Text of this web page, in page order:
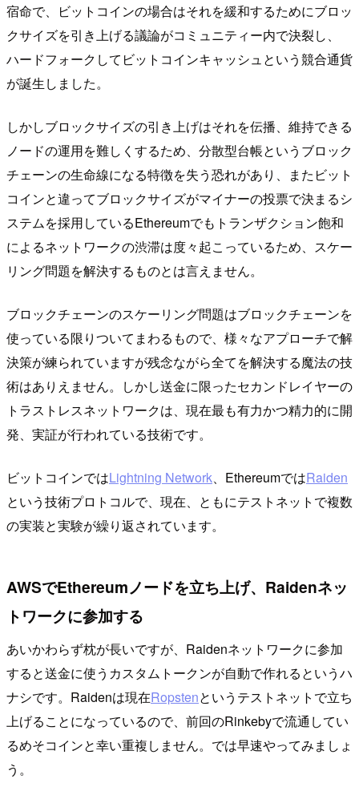
宿命で、ビットコインの場合はそれを緩和するためにブロッ
クサイズを引き上げる議論がコミュニティー内で決裂し、
ハードフォークしてビットコインキャッシュという競合通貨
が誕生しました。
しかしブロックサイズの引き上げはそれを伝播、維持できる
ノードの運用を難しくするため、分散型台帳というブロック
チェーンの生命線になる特徴を失う恐れがあり、またビット
コインと違ってブロックサイズがマイナーの投票で決まるシ
ステムを採用しているEthereumでもトランザクション飽和
によるネットワークの渋滞は度々起こっているため、スケー
リング問題を解決するものとは言えません。
ブロックチェーンのスケーリング問題はブロックチェーンを
使っている限りついてまわるもので、様々なアプローチで解
決策が練られていますが残念ながら全てを解決する魔法の技
術はありえません。しかし送金に限ったセカンドレイヤーの
トラストレスネットワークは、現在最も有力かつ精力的に開
発、実証が行われている技術です。
ビットコインではLightning Network 、EthereumではRaiden
という技術プロトコルで、現在、ともにテストネットで複数
の実装と実験が繰り返されています。
AWSでEthereumノードを立ち上げ、Raidenネッ
トワークに参加する
あいかわらず枕が長いですが、Raidenネットワークに参加
すると送金に使うカスタムトークンが自動で作れるというハ
ナシです。Raidenは現在Ropstenというテストネットで立ち
上げることになっているので、前回のRinkebyで流通してい
るめそコインと幸い重複しません。では早速やってみましょ
う。